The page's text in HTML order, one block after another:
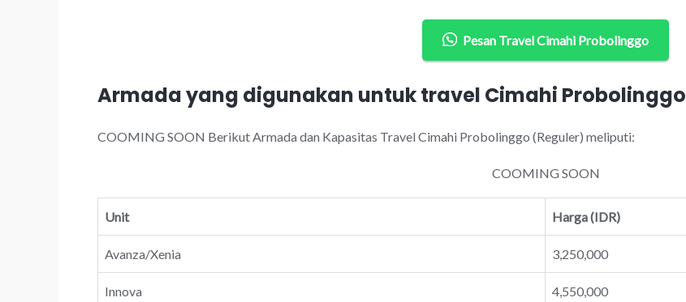
Pesan Travel Cimahi Probolinggo
Armada yang digunakan untuk travel Cimahi Probolinggo
COOMING SOON Berikut Armada dan Kapasitas Travel Cimahi Probolinggo (Reguler) meliputi:
COOMING SOON
Unit Harga (IDR)
Avanza/Xenia 3,250,000
Innova 4,550,000